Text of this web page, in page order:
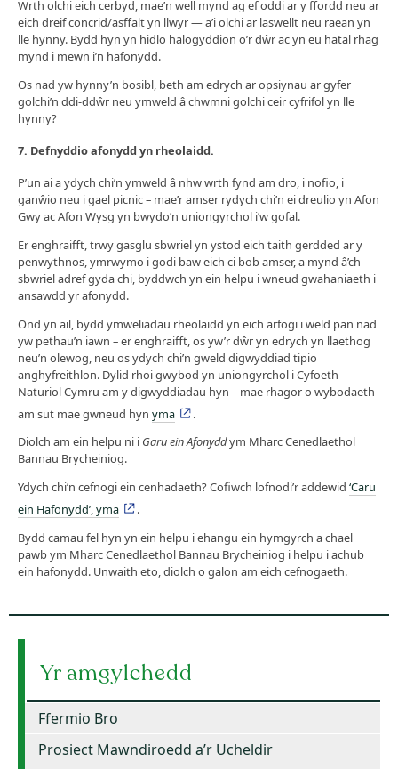
Wrth olchi eich cerbyd, mae’n well mynd ag ef oddi ar y ffordd neu ar
eich dreif concrid/asffalt yn llwyr — a’i olchi ar laswellt neu raean yn
lle hynny. Bydd hyn yn hidlo halogyddion o’r dŵr ac yn eu hatal rhag
mynd i mewn i’n hafonydd.
Os nad yw hynny’n bosibl, beth am edrych ar opsiynau ar gyfer
golchi’n ddi-ddŵr neu ymweld â chwmni golchi ceir cyfrifol yn lle
hynny?
7. Defnyddio afonydd yn rheolaidd.
P’un ai a ydych chi’n ymweld â nhw wrth fynd am dro, i nofio, i
ganŵio neu i gael picnic – mae’r amser rydych chi’n ei dreulio yn Afon
Gwy ac Afon Wysg yn bwydo’n uniongyrchol i’w gofal.
Er enghraifft, trwy gasglu sbwriel yn ystod eich taith gerdded ar y
penwythnos, ymrwymo i godi baw eich ci bob amser, a mynd â’ch
sbwriel adref gyda chi, byddwch yn ein helpu i wneud gwahaniaeth i
ansawdd yr afonydd.
Ond yn ail, bydd ymweliadau rheolaidd yn eich arfogi i weld pan nad
yw pethau’n iawn – er enghraifft, os yw’r dŵr yn edrych yn llaethog
neu’n olewog, neu os ydych chi’n gweld digwyddiad tipio
anghyfreithlon. Dylid rhoi gwybod yn uniongyrchol i Cyfoeth
Naturiol Cymru am y digwyddiadau hyn – mae rhagor o wybodaeth
am sut mae gwneud hyn yma
.
Diolch am ein helpu ni i Garu ein Afonyddym Mharc Cenedlaethol
Bannau Brycheiniog.
Ydych chi’n cefnogi ein cenhadaeth? Cofiwch lofnodi’r addewid ‘Caru
ein Hafonydd’, yma
.
Bydd camau fel hyn yn ein helpu i ehangu ein hymgyrch a chael
pawb ym Mharc Cenedlaethol Bannau Brycheiniog i helpu i achub
ein hafonydd. Unwaith eto, diolch o galon am eich cefnogaeth.
Yr amgylchedd
Ffermio Bro
Prosiect Mawndiroedd a’r Ucheldir